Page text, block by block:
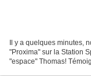
Il y a quelques minutes,
"Proxima" sur la Station
"espace" Thomas!